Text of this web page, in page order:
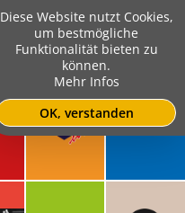
Diese Website nutzt Cookies,
um bestmögliche
Funktionalität bieten zu
können.
Mehr Infos
OK, verstanden